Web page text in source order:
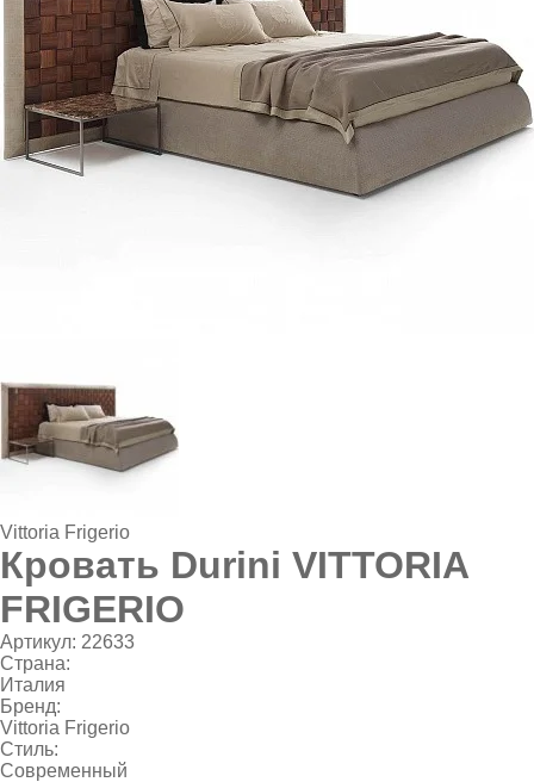
Vittoria Frigerio
Кровать Durini VITTORIA
FRIGERIO
Артикул: 22633
Страна:
Италия
Бренд:
Vittoria Frigerio
Стиль:
Современный